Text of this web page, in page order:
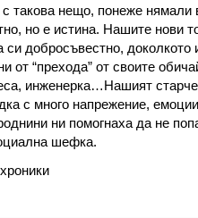
такова нещо, понеже нямали
но е истина. Нашите нови
добросъвестно, доколкото
от “прехода” от своите
инженерка…Нашият
с много напрежение,
ни помогнаха да не
шефка.